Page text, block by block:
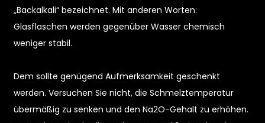
„Backalkali“ bezeichnet. Mit anderen Worten:
Glasflaschen werden gegenüber Wasser chemisch
weniger stabil.
Dem sollte genügend Aufmerksamkeit geschenkt
werden. Versuchen Sie nicht, die Schmelztemperatur
übermäßig zu senken und den Na2O-Gehalt zu erhöhen.